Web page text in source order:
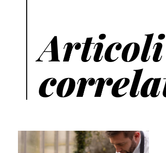
Articoli